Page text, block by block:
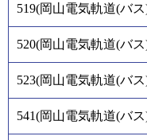
519(岡山電気軌道(バ
520(岡山電気軌道(バ
523(岡山電気軌道(バ
541(岡山電気軌道(バ